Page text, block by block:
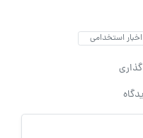
اخبار استخدامی